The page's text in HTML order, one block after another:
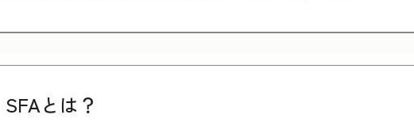
SFAとは？